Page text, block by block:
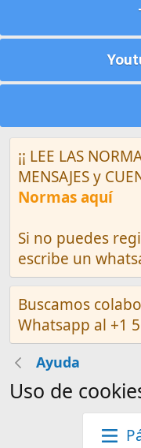
¡¡ LEE LAS
MENSAJES y
Normas aquí
Si no puedes
escribe un
Buscamos
Whatsapp al +1
Ayuda
Uso de